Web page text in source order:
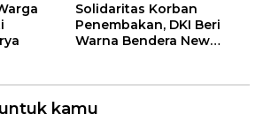
Solidaritas Korban
Penembakan, DKI Beri
Warna Bendera New
kamu